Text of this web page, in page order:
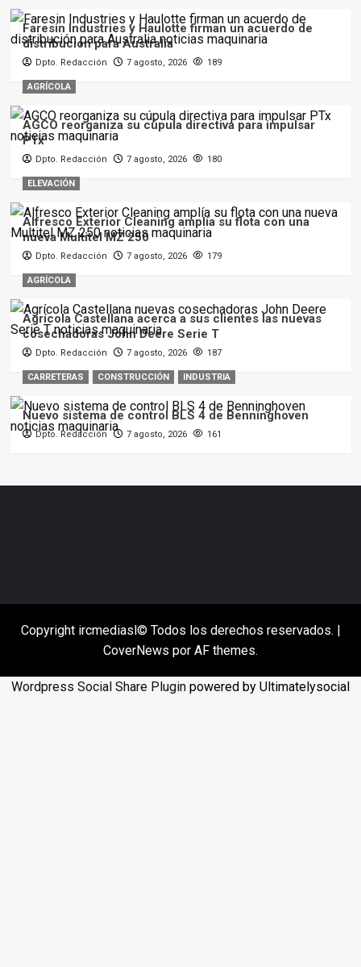
Faresin Industries y Haulotte firman un acuerdo de
distribución para Australia
Dpto. Redacción 7 agosto, 2026 189
AGRÍCOLA
AGCO reorganiza su cúpula directiva para impulsar
PTx
Dpto. Redacción 7 agosto, 2026 180
ELEVACIÓN
Alfresco Exterior Cleaning amplía su flota con una
nueva Multitel MZ 250
Dpto. Redacción 7 agosto, 2026 179
AGRÍCOLA
Agrícola Castellana acerca a sus clientes las nuevas
cosechadoras John Deere Serie T
Dpto. Redacción 7 agosto, 2026 187
CARRETERAS CONSTRUCCIÓN INDUSTRIA
Nuevo sistema de control BLS 4 de Benninghoven
Dpto. Redacción 7 agosto, 2026 161
Copyright ircmediasl© Todos los derechos reservados. |
CoverNews por AF themes.
Wordpress Social Share Plugin powered by Ultimatelysocial